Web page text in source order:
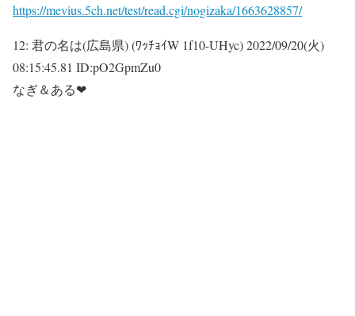
https://mevius.5ch.net/test/read.cgi/nogizaka/1663628857/
12: 君の名は(広島県) (ﾜｯﾁｮｲW 1f10-UHyc)2022/09/20(火)
08:15:45.81 ID:pO2GpmZu0
なぎ＆ある❤